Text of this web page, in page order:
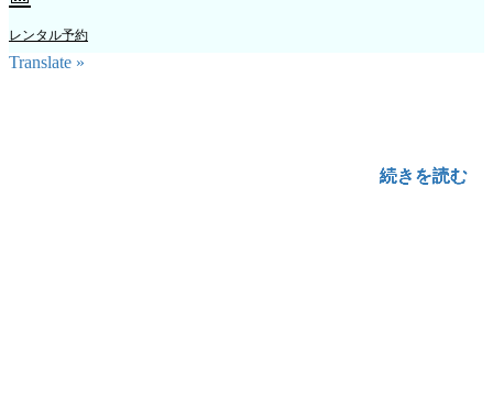
続きを読む
続きを読む
続きを読む
続きを読む
続きを読む
続きを読む
レンタル予約
Translate »